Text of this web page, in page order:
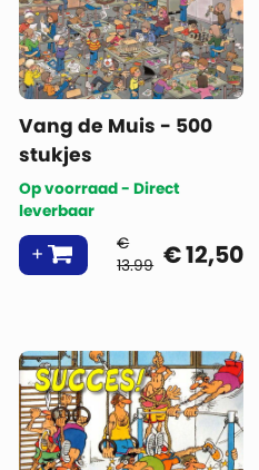
Vang de Muis - 500
stukjes
Op voorraad - Direct
leverbaar
€
13.99 €12,50